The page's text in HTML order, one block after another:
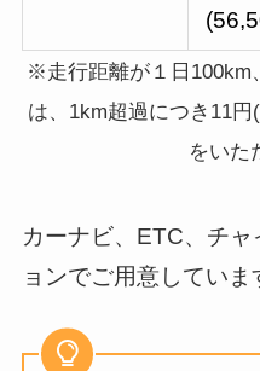
※走行距離が１日100km
は、1km超過につき11
をいた
カーナビ、ETC、チ
ョンでご用意していま